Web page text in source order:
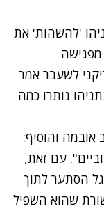
'להשהות' את
לשעבר אמר
נותרו כמה
והוסיף:
עם זאת,
הסתער לתוך
שהוא השפיל